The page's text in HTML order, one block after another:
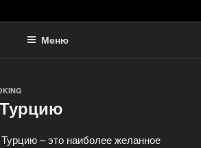
Меню
– это наиболее желанное